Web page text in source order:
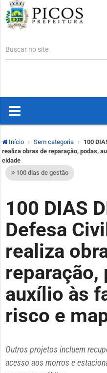
Buscar no site
Início Sem categoria
100
realiza obras de reparação, podas,
cidade
100 dias de gestão
100 DIAS
Defesa
realiza
reparação,
auxílio às
risco e
Outros projetos incluem
acesso aos morros e